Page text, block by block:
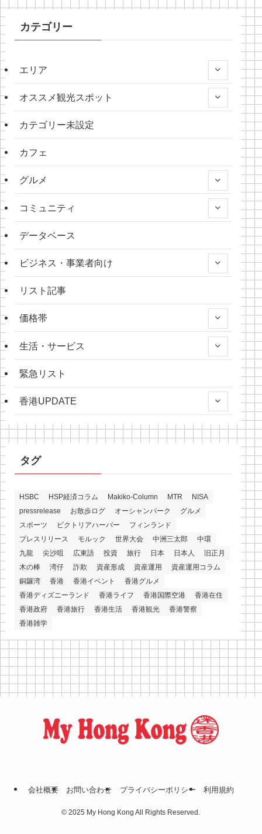
カテゴリー
エリア
オススメ観光スポット
カテゴリー未設定
カフェ
グルメ
コミュニティ
データベース
ビジネス・事業者向け
リスト記事
価格帯
生活・サービス
緊急リスト
香港UPDATE
タグ
HSBC HSP経済コラム Makiko-Column MTR
NISA
pressrelease
お散歩ログ オーシャンパーク
グルメ
スポーツ
ビクトリアハーバー
フィンランド
プレスリリース
モルック 世界大会 中洲三太郎
中環
九龍
尖沙咀 広東語 投資 旅行 日本 日本人
旧正月
木の棒
湾仔 詐欺 資産形成 資産運用
資産運用コラム
銅鑼湾
香港 香港イベント
香港グルメ
香港ディズニーランド
香港ライフ 香港国際空港
香港在住
香港政府
香港旅行 香港生活 香港観光
香港警察
香港雑学
会社概要 お問い合わせ プライバシーポリシー 利⽤規約
© 2025 My Hong Kong All Rights Reserved.